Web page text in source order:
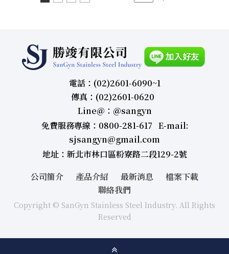
電話：(02)2601-6090~1
傳真：(02)2601-0620
Line＠：＠sangyn
免費服務專線：0800-281-617 E-mail:
sjsangyn@gmail.com
地址：新北市林口區粉寮路二段129-2號
公司簡介
產品介紹 最新消息
檔案下載
聯絡我們
Copyright © SanGyn Stainless Steel Industry. All Rights
Reserved